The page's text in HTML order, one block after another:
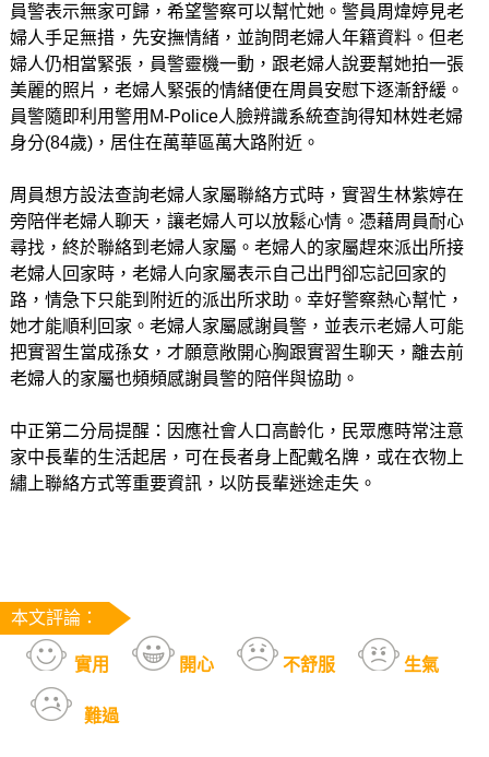
員警表示無家可歸，希望警察可以幫忙她。警員周煒婷見老
婦人手足無措，先安撫情緒，並詢問老婦人年籍資料。但老
婦人仍相當緊張，員警靈機一動，跟老婦人說要幫她拍一張
美麗的照片，老婦人緊張的情緒便在周員安慰下逐漸舒緩。
員警隨即利用警用M-Police人臉辨識系統查詢得知林姓老婦
身分(84歲)，居住在萬華區萬大路附近。
周員想方設法查詢老婦人家屬聯絡方式時，實習生林紫婷在
旁陪伴老婦人聊天，讓老婦人可以放鬆心情。憑藉周員耐心
尋找，終於聯絡到老婦人家屬。老婦人的家屬趕來派出所接
老婦人回家時，老婦人向家屬表示自己出門卻忘記回家的
路，情急下只能到附近的派出所求助。幸好警察熱心幫忙，
她才能順利回家。老婦人家屬感謝員警，並表示老婦人可能
把實習生當成孫女，才願意敞開心胸跟實習生聊天，離去前
老婦人的家屬也頻頻感謝員警的陪伴與協助。
中正第二分局提醒：因應社會人口高齡化，民眾應時常注意
家中長輩的生活起居，可在長者身上配戴名牌，或在衣物上
繡上聯絡方式等重要資訊，以防長輩迷途走失。
本文評論：
實用 開心 不舒服 生氣
難過